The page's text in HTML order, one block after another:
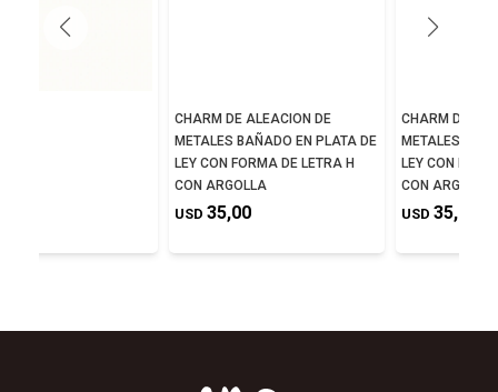
CHARM DE ALEACION DE
METALES BAÑADO EN PLATA DE
LEY CON FORMA DE LETRA H
CON ARGOLLA
USD 35,00
CHARM DE
METALES
LEY CON
CON ARGOLLA
USD 35,00